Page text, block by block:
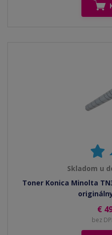
Skladom u
Toner Konica Minolta
€
bez